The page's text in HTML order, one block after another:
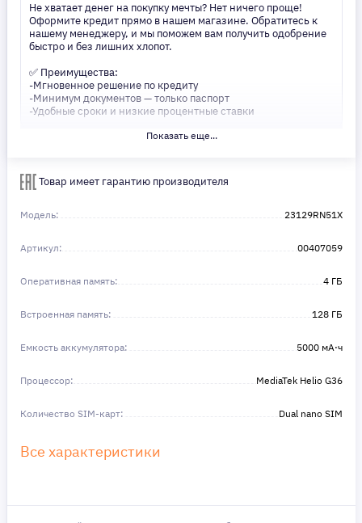
Не хватает денег на покупку мечты? Нет ничего проще!
Оформите кредит прямо в нашем магазине. Обратитесь к
нашему менеджеру, и мы поможем вам получить одобрение
быстро и без лишних хлопот.
✅ Преимущества:
-Мгновенное решение по кредиту
-Минимум документов — только паспорт
-Удобные сроки и низкие процентные ставки
Не откладывайте свои желания на потом! Получите то, что
Показать еще...
Товар имеет гарантию производителя
Модель: 23129RN51X
Артикул: 00407059
Оперативная память: 4 ГБ
Встроенная память: 128 ГБ
Емкость аккумулятора: 5000 мА⋅ч
Процессор: MediaTek Helio G36
Количество SIM-карт: Dual nano SIM
Все характеристики